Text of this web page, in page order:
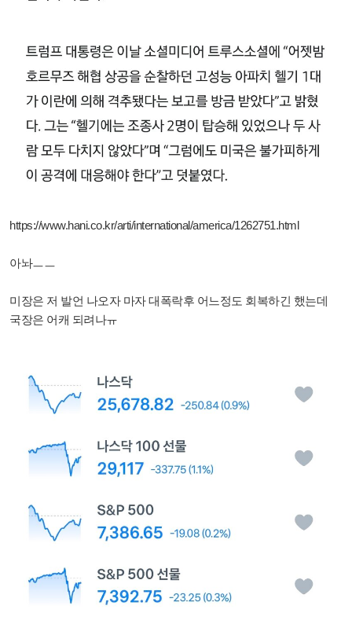
https://www.hani.co.kr/arti/international/america/1262751.html
아놔ㅡㅡ
미장은 저 발언 나오자 마자 대폭락후 어느정도 회복하긴 했는데
국장은 어캐 되려나ㅠ